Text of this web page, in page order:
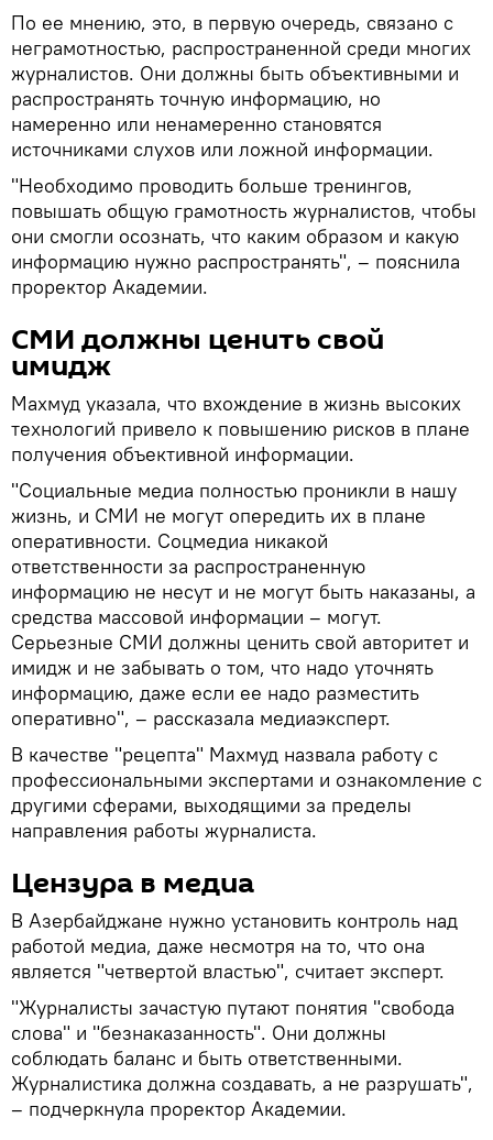
По ее мнению, это, в первую очередь, связано с
неграмотностью, распространенной среди многих
журналистов. Они должны быть объективными и
распространять точную информацию, но
намеренно или ненамеренно становятся
источниками слухов или ложной информации.
"Необходимо проводить больше тренингов,
повышать общую грамотность журналистов, чтобы
они смогли осознать, что каким образом и какую
информацию нужно распространять", – пояснила
проректор Академии.
СМИ должны ценить свой
имидж
Махмуд указала, что вхождение в жизнь высоких
технологий привело к повышению рисков в плане
получения объективной информации.
"Социальные медиа полностью проникли в нашу
жизнь, и СМИ не могут опередить их в плане
оперативности. Соцмедиа никакой
ответственности за распространенную
информацию не несут и не могут быть наказаны, а
средства массовой информации – могут.
Серьезные СМИ должны ценить свой авторитет и
имидж и не забывать о том, что надо уточнять
информацию, даже если ее надо разместить
оперативно", – рассказала медиаэксперт.
В качестве "рецепта" Махмуд назвала работу с
профессиональными экспертами и ознакомление с
другими сферами, выходящими за пределы
направления работы журналиста.
Цензура в медиа
В Азербайджане нужно установить контроль над
работой медиа, даже несмотря на то, что она
является "четвертой властью", считает эксперт.
"Журналисты зачастую путают понятия "свобода
слова" и "безнаказанность". Они должны
соблюдать баланс и быть ответственными.
Журналистика должна создавать, а не разрушать",
– подчеркнула проректор Академии.